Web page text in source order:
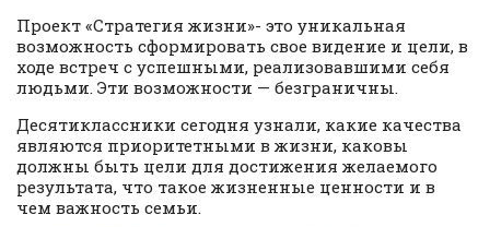
Проект «Стратегия жизни»- это уникальная
возможность сформировать свое видение и цели, в
ходе встреч с успешными, реализовавшими себя
людьми. Эти возможности — безграничны.
Десятиклассники сегодня узнали, какие качества
являются приоритетными в жизни, каковы
должны быть цели для достижения желаемого
результата, что такое жизненные ценности и в
чем важность семьи.